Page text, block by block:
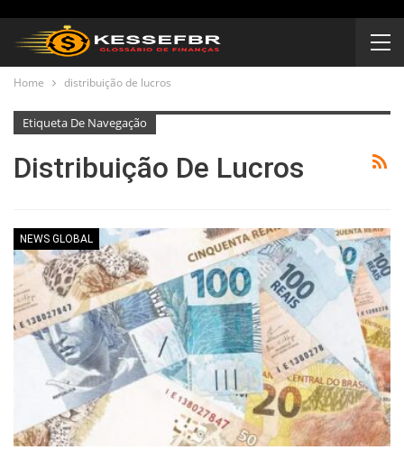
Home distribuição de lucros
Etiqueta De Navegação
Distribuição De Lucros
NEWS GLOBAL